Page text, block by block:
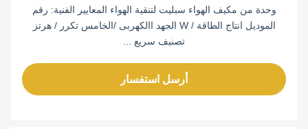
وحدة من مكيف الهواء سبليت لتنقية الهواء المعايير الفنية: رقم
الموديل انتاج الطاقة / W الجهد االكهربى /الخامس تكرر / هرتز
تصنيف سريع ...
أرسل استفسار